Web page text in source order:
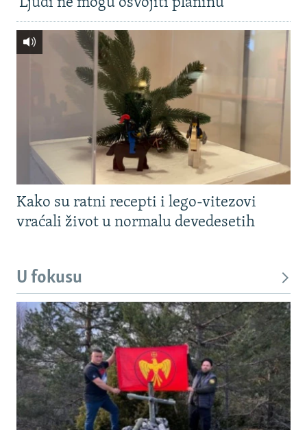
'Ljudi ne mogu osvojiti planinu'
Kako su ratni recepti i lego-vitezovi
vraćali život u normalu devedesetih
U fokusu